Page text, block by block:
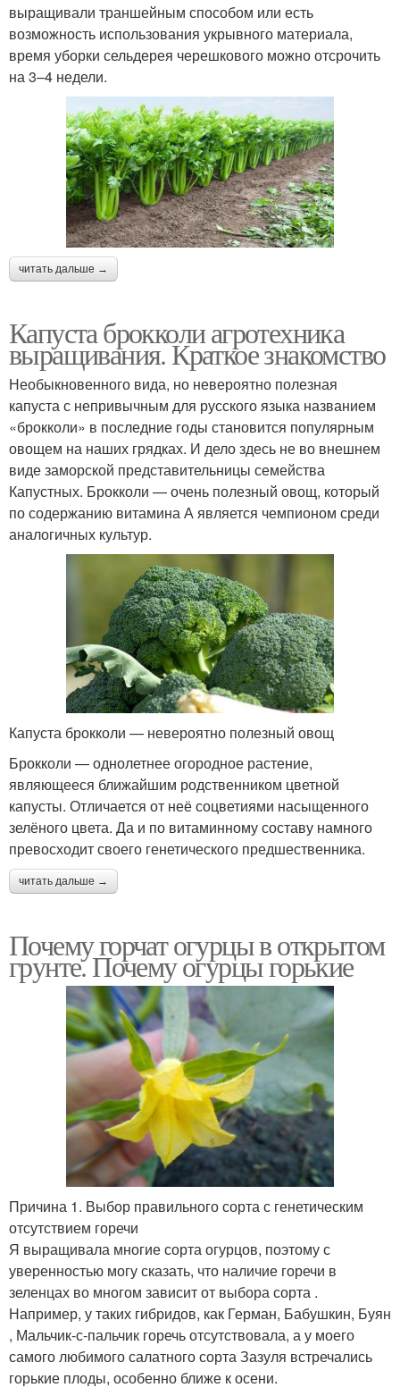
выращивали траншейным способом или есть
возможность использования укрывного материала,
время уборки сельдерея черешкового можно отсрочить
на 3–4 недели.
читать дальше →
Капуста брокколи агротехника
выращивания. Краткое знакомство
Необыкновенного вида, но невероятно полезная
капуста с непривычным для русского языка названием
«брокколи» в последние годы становится популярным
овощем на наших грядках. И дело здесь не во внешнем
виде заморской представительницы семейства
Капустных. Брокколи — очень полезный овощ, который
по содержанию витамина А является чемпионом среди
аналогичных культур.
Капуста брокколи — невероятно полезный овощ
Брокколи — однолетнее огородное растение,
являющееся ближайшим родственником цветной
капусты. Отличается от неё соцветиями насыщенного
зелёного цвета. Да и по витаминному составу намного
превосходит своего генетического предшественника.
читать дальше →
Почему горчат огурцы в открытом
грунте. Почему огурцы горькие
Причина 1. Выбор правильного сорта с генетическим
отсутствием горечи
Я выращивала многие сорта огурцов, поэтому с
уверенностью могу сказать, что наличие горечи в
зеленцах во многом зависит от выбора сорта .
Например, у таких гибридов, как Герман, Бабушкин, Буян
, Мальчик-с-пальчик горечь отсутствовала, а у моего
самого любимого салатного сорта Зазуля встречались
горькие плоды, особенно ближе к осени.